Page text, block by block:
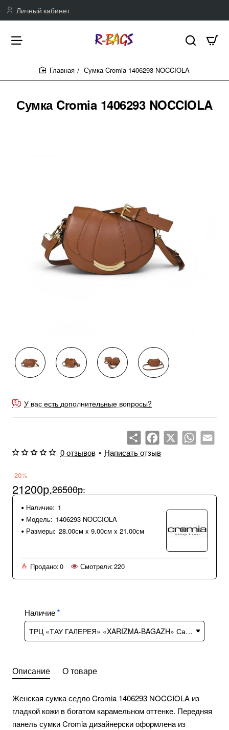
Личный кабинет
Сумка Cromia 1406293 NOCCIOLA
Сумка Cromia 1406293 NOCCIOLA
У вас есть дополнительные вопросы?
ShareFacebook
X WhatsApp
0 отзывов • Написать отзыв
-20%
21200р.26500р.
Наличие: 1
Модель: 1406293 NOCCIOLA
Размеры: 28.00см x 9.00см x 21.00см
Продано:0 Смотрели:220
Наличие
Описание О товаре
Женская сумка седло Cromia 1406293 NOCCIOLA из
гладкой кожи в богатом карамельном оттенке. Передняя
панель сумки Cromia дизайнерски оформлена из